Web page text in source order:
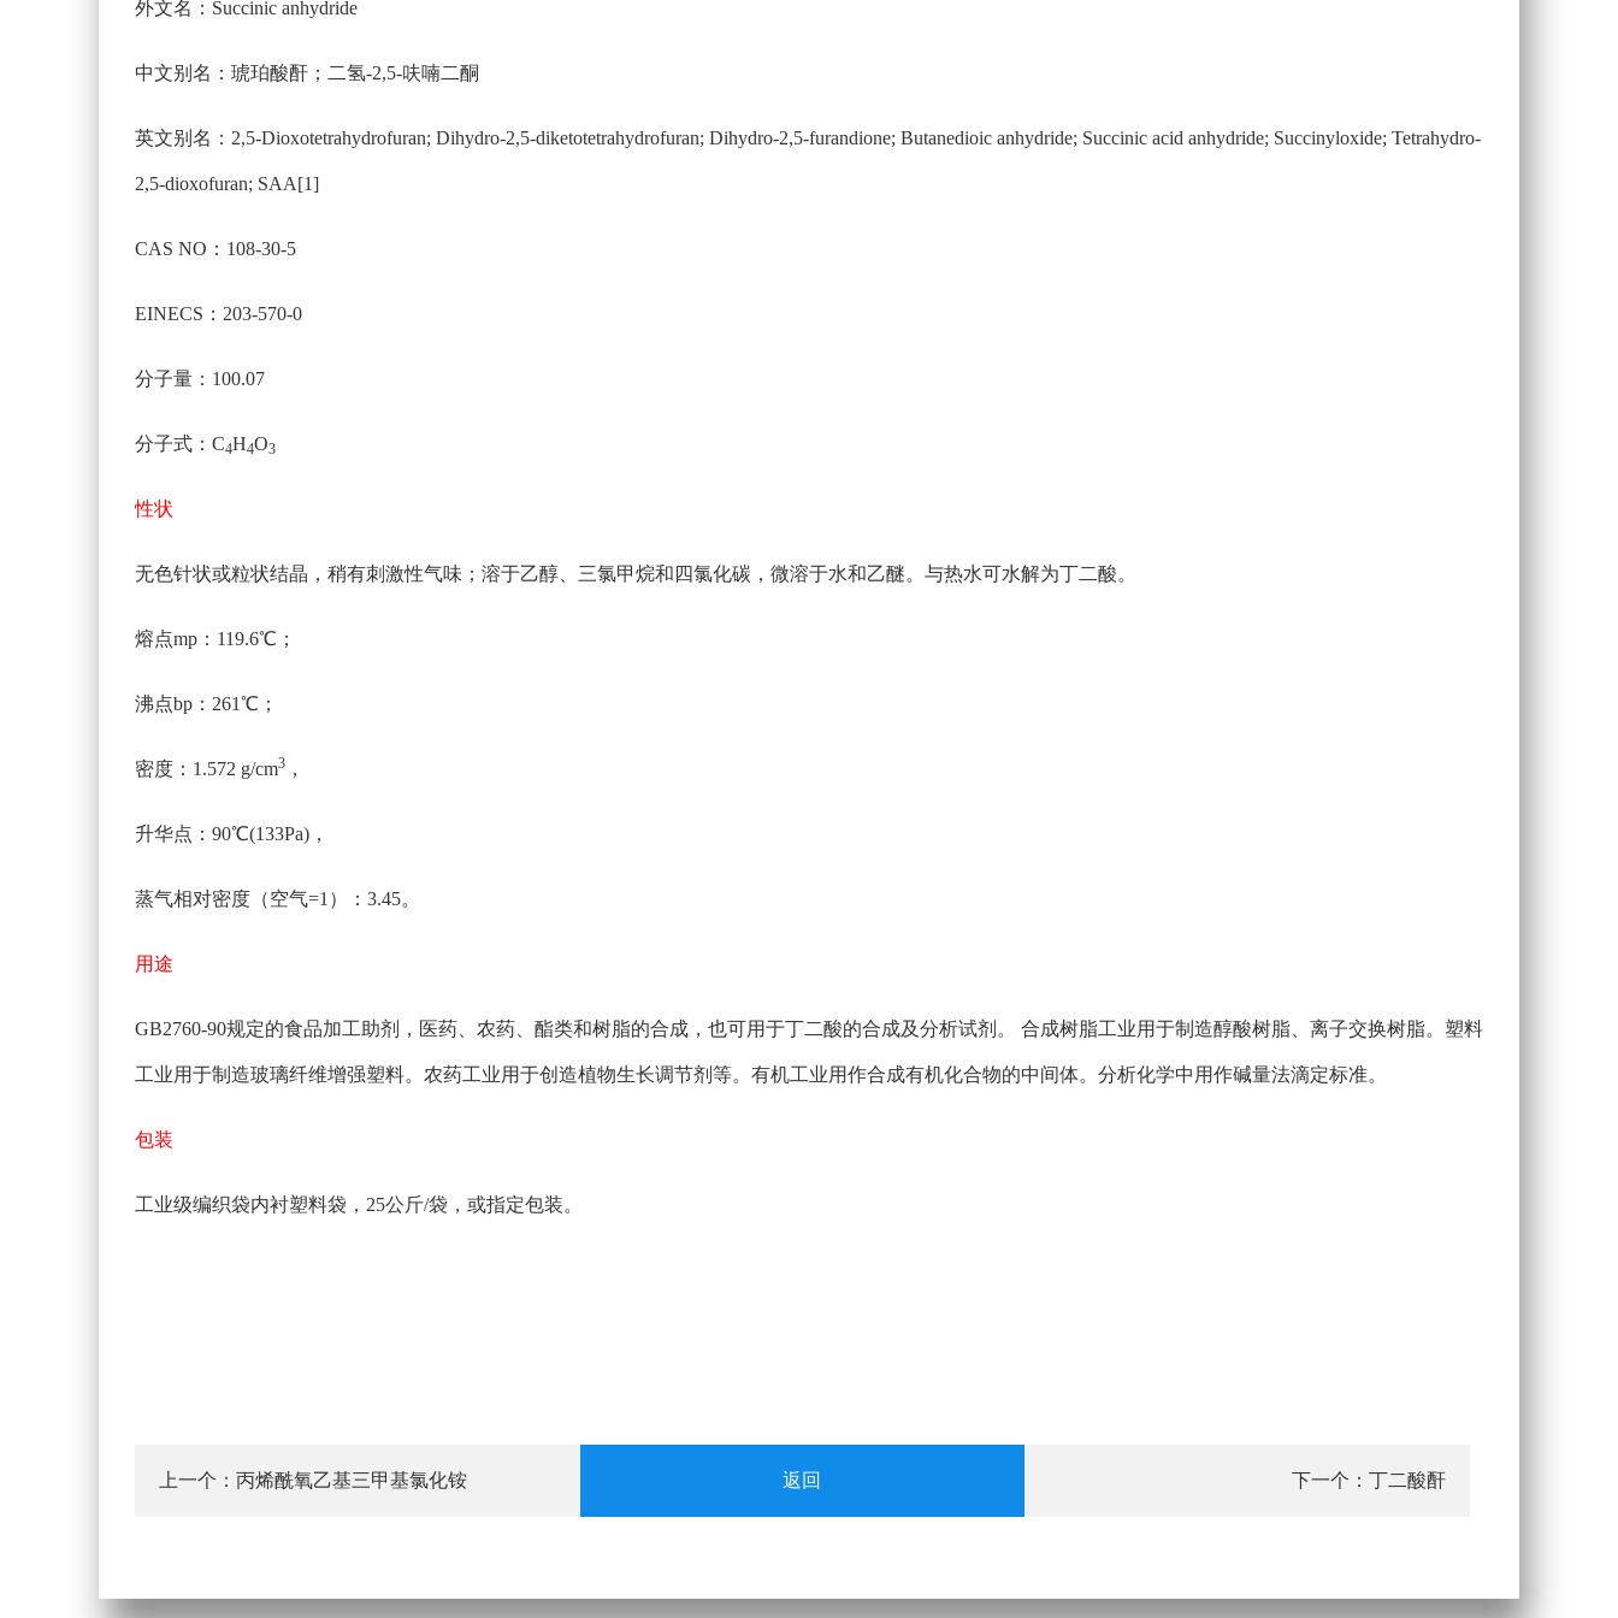
外文名：Succinic anhydride
中文别名：琥珀酸酐；二氢-2,5-呋喃二酮
英文别名：2,5-Dioxotetrahydrofuran; Dihydro-2,5-diketotetrahydrofuran; Dihydro-2,5-furandione; Butanedioic anhydride; Succinic acid anhydride; Succinyloxide; Tetrahydro-
2,5-dioxofuran; SAA[1]
CAS NO：108-30-5
EINECS：203-570-0
分子量：100.07
分子式：C4H4O3
性状
无色针状或粒状结晶，稍有刺激性气味；溶于乙醇、三氯甲烷和四氯化碳，微溶于水和乙醚。与热水可水解为丁二酸。
熔点mp：119.6℃；
沸点bp：261℃；
密度：1.572 g/cm3 ，
升华点：90℃(133Pa)，
蒸气相对密度（空气=1）：3.45。
用途
GB2760-90规定的食品加工助剂，医药、农药、酯类和树脂的合成，也可用于丁二酸的合成及分析试剂。 合成树脂工业用于制造醇酸树脂、离子交换树脂。塑料
工业用于制造玻璃纤维增强塑料。农药工业用于创造植物生长调节剂等。有机工业用作合成有机化合物的中间体。分析化学中用作碱量法滴定标准。
包装
工业级编织袋内衬塑料袋，25公斤/袋，或指定包装。
上一个： 丙烯酰氧乙基三甲基氯化铵 返回 下一个： 丁二酸酐